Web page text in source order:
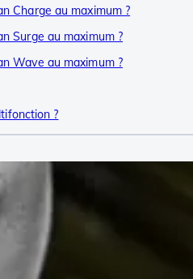
Charge au maximum ?
Surge au maximum ?
Wave au maximum ?
?